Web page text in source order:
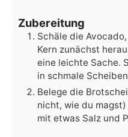
Zubereitung
Schäle die
Kern zunächst
eine leichte Sache.
in schmale
Belege die
nicht, wie du
mit etwas Salz und